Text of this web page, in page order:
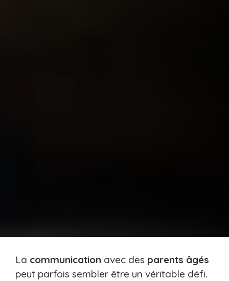
La communication avec des parents âgés
peut parfois sembler être un véritable défi.